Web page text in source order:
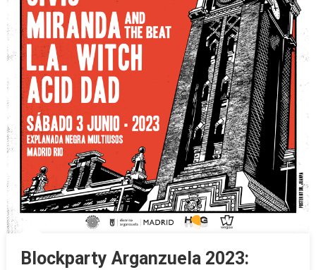
Blockparty Arganzuela 2023: